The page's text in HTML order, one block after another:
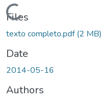
Files
texto completo.pdf(2 MB)
Date
2014-05-16
Authors